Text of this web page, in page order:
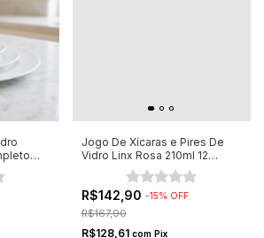
Jogo De Xícaras e Pires De
Vidro Linx Rosa 210ml 12
R$142,90 -15% OFF
R$167,90
R$128,61 com Pix